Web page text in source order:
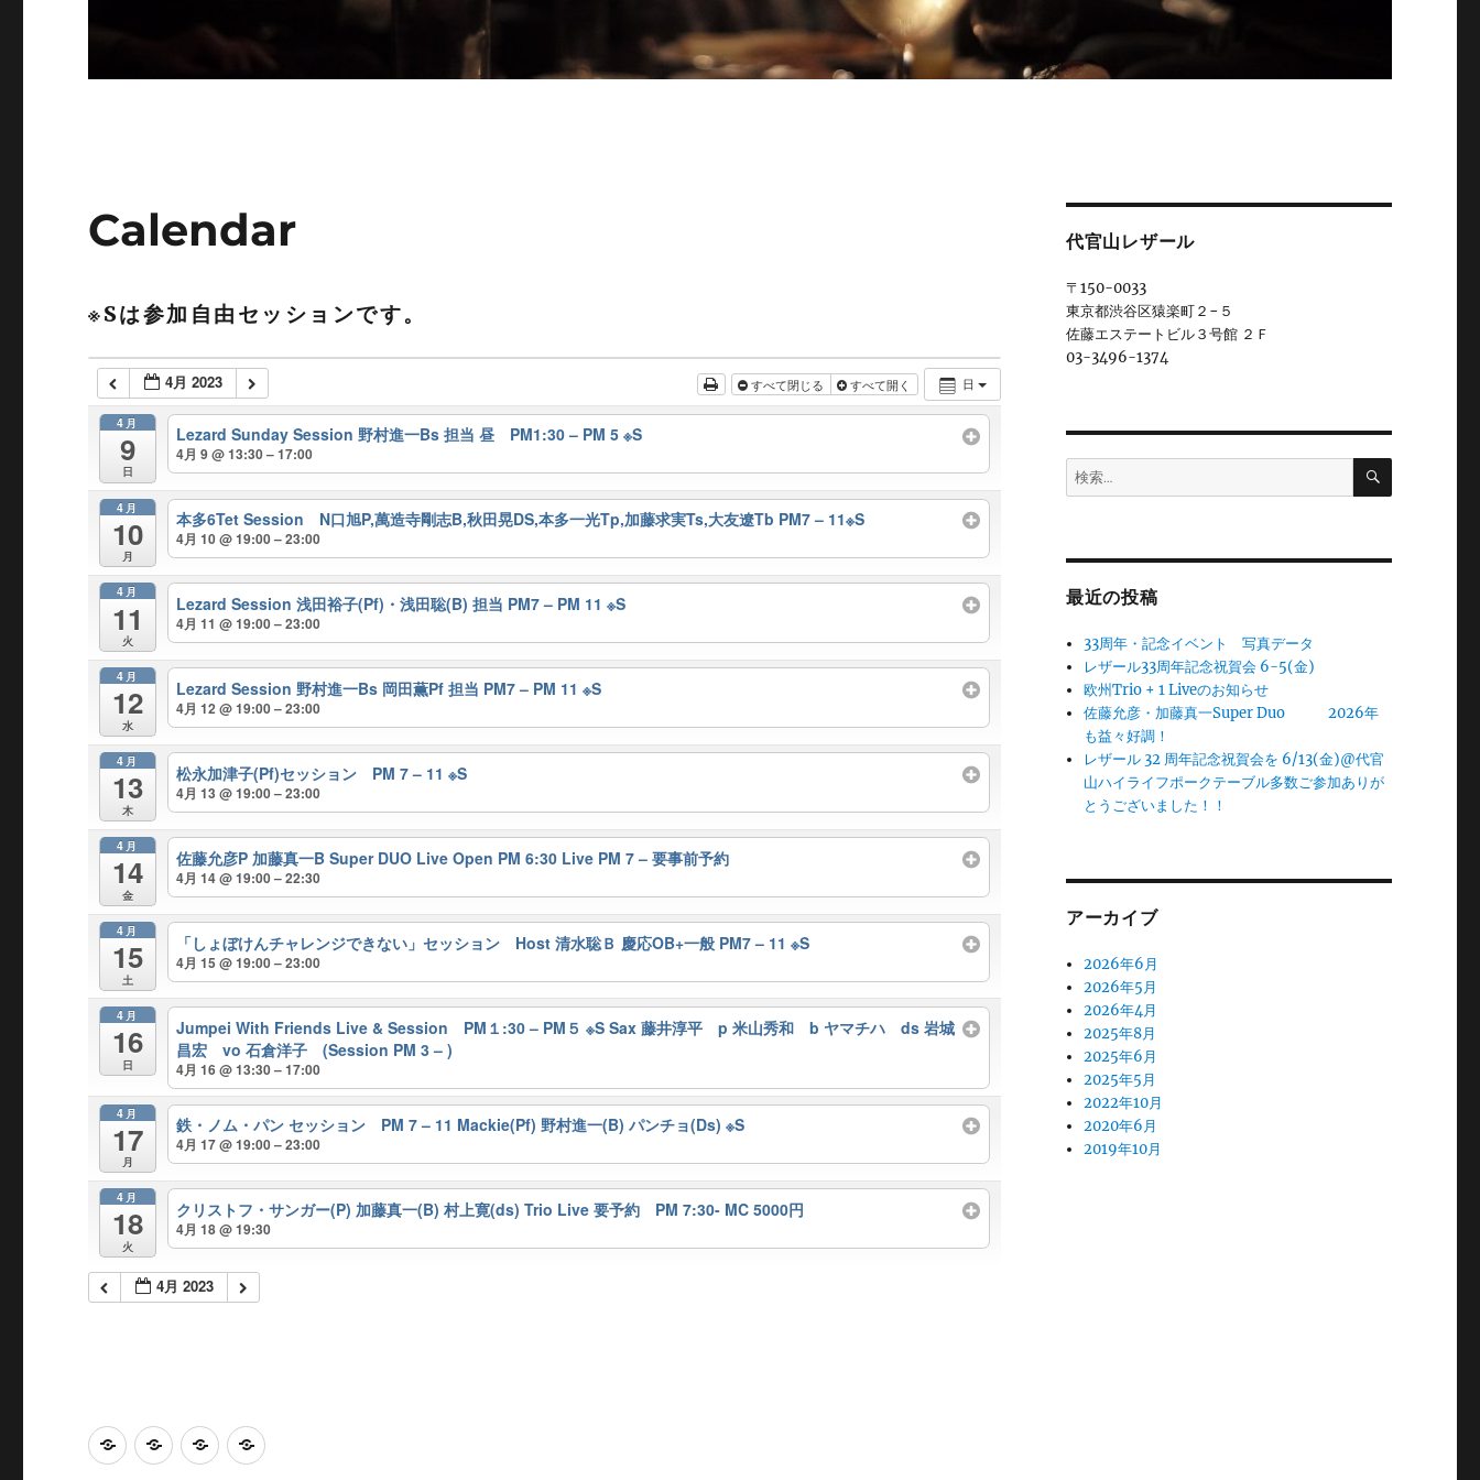
Calendar
※Sは参加自由セッションです。
日
4月 2023 すべて閉じる すべて開く
4月
9
日
Lezard Sunday Session 野村進一Bs 担当 昼 PM1:30 – PM 5 ※S
4月 9 @ 13:30 – 17:00
4月
10
月
本多6Tet Session N口旭P,萬造寺剛志B,秋田晃DS,本多一光Tp,加藤求実Ts,大友遼Tb PM7 – 11※S
4月 10 @ 19:00 – 23:00
4月
11
火
Lezard Session 浅田裕子(Pf)・浅田聡(B) 担当 PM7 – PM 11 ※S
4月 11 @ 19:00 – 23:00
4月
12
水
Lezard Session 野村進一Bs 岡田薫Pf 担当 PM7 – PM 11 ※S
4月 12 @ 19:00 – 23:00
4月
13
木
松永加津子(Pf)セッション PM 7 – 11 ※S
4月 13 @ 19:00 – 23:00
4月
14
金
佐藤允彦P 加藤真一B Super DUO Live Open PM 6:30 Live PM 7 – 要事前予約
4月 14 @ 19:00 – 22:30
4月
15
土
「しょぼけんチャレンジできない」セッション Host 清水聡Ｂ 慶応OB+一般 PM7 – 11 ※S
4月 15 @ 19:00 – 23:00
4月
16
日
Jumpei With Friends Live & Session PM１:30 – PM５ ※S Sax 藤井淳平 p 米山秀和 b ヤマチハ ds 岩城
昌宏 vo 石倉洋子 (Session PM 3 – )
4月 16 @ 13:30 – 17:00
4月
17
月
鉄・ノム・パン セッション PM 7 – 11 Mackie(Pf) 野村進一(B) パンチョ(Ds) ※S
4月 17 @ 19:00 – 23:00
4月
18
火
クリストフ・サンガー(P) 加藤真一(B) 村上寛(ds) Trio Live 要予約 PM 7:30- MC 5000円
4月 18 @ 19:30
4月 2023
代官山レザール
〒150-0033
東京都渋谷区猿楽町２−５
佐藤エステートビル３号館 ２Ｆ
03-3496-1374
検
索:
検
最近の投稿
33周年・記念イベント 写真データ
レザール33周年記念祝賀会 6-5(金)
欧州Trio + 1 Liveのお知らせ
佐藤允彦・加藤真一Super Duo 2026年
も益々好調！
レザール 32 周年記念祝賀会を 6/13(金)@代官
山ハイライフポークテーブル多数ご参加ありが
とうございました！！
アーカイブ
2026年6月
2026年5月
2026年4月
2025年8月
2025年6月
2025年5月
2022年10月
2020年6月
2019年10月
HomeCalendar
Access感